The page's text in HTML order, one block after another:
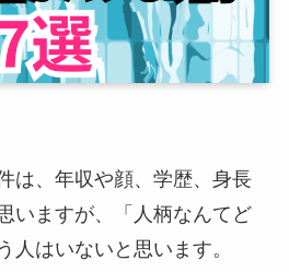
は、年収や顔、学歴、身長
いますが、「人柄なんてど
人はいないと思います。